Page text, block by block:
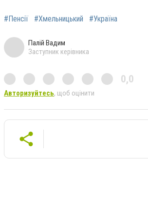
#Пенсії #Хмельницький #Україна
Палій Вадим
Заступник керівника
0,0
Авторизуйтесь, щоб оцінити